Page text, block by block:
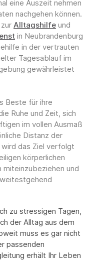
eine Auszeit nehmen
nachgehen können.
Alltagshilfe und
in Neubrandenburg
in der vertrauten
Tagesablauf im
gewährleistet
Beste für ihre
Ruhe und Zeit, sich
im vollen Ausmaß
Distanz der
wird das Ziel verfolgt
körperlichen
und
zu stressigen Tagen,
der Alltag aus dem
muss es gar nicht
passenden
erhält Ihr Leben